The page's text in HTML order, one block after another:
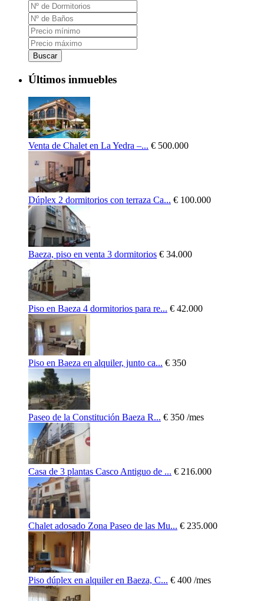
Buscar
Últimos inmuebles
Venta de Chalet en La Yedra –... € 500.000
Dúplex 2 dormitorios con terraza Ca... € 100.000
Baeza, piso en venta 3 dormitorios € 34.000
Piso en Baeza 4 dormitorios para re... € 42.000
Piso en Baeza en alquiler, junto ca... € 350
Paseo de la Constitución Baeza R... € 350 /mes
Casa de 3 plantas Casco Antiguo de ... € 216.000
Chalet adosado Zona Paseo de las Mu... € 235.000
Piso dúplex en alquiler en Baeza, C... € 400 /mes